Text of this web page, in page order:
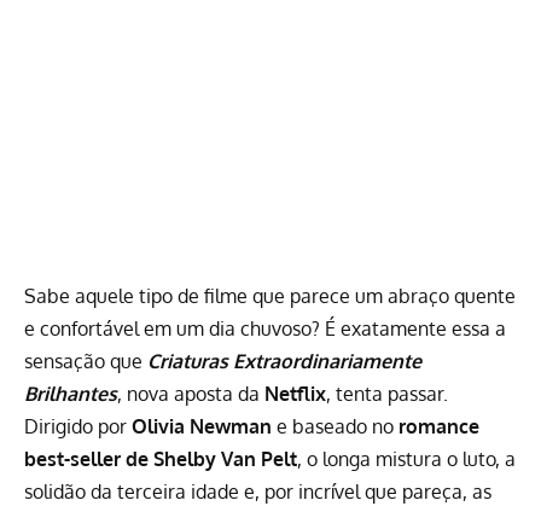
Sabe aquele tipo de filme que parece um abraço quente
e confortável em um dia chuvoso? É exatamente essa a
sensação que Criaturas Extraordinariamente
Brilhantes, nova aposta da Netflix, tenta passar.
Dirigido por Olivia Newman e baseado no romance
best-seller de Shelby Van Pelt, o longa mistura o luto, a
solidão da terceira idade e, por incrível que pareça, as